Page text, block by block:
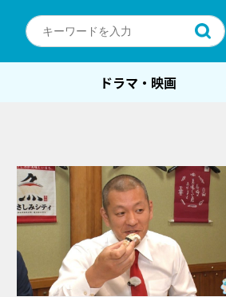
ドラマ・映画